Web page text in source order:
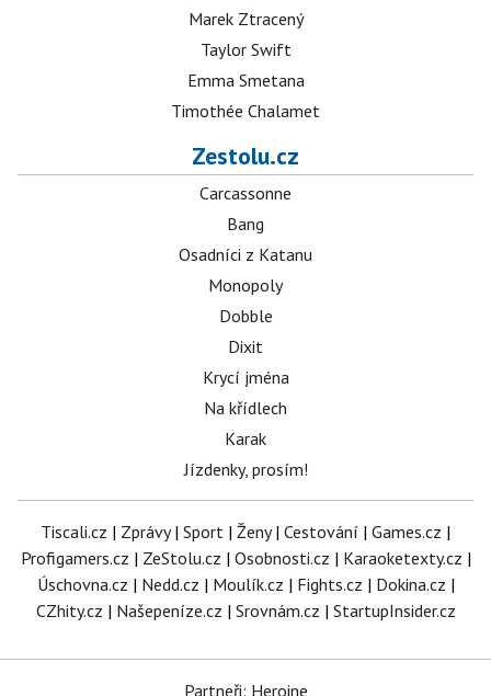
Marek Ztracený
Taylor Swift
Emma Smetana
Timothée Chalamet
Zestolu.cz
Carcassonne
Bang
Osadníci z Katanu
Monopoly
Dobble
Dixit
Krycí jména
Na křídlech
Karak
Jízdenky, prosím!
Tiscali.cz | Zprávy| Sport | Ženy| Cestování | Games.cz |
Profigamers.cz | ZeStolu.cz | Osobnosti.cz | Karaoketexty.cz |
Úschovna.cz | Nedd.cz | Moulík.cz | Fights.cz | Dokina.cz |
CZhity.cz | Našepeníze.cz | Srovnám.cz | StartupInsider.cz
Partneři: Heroine